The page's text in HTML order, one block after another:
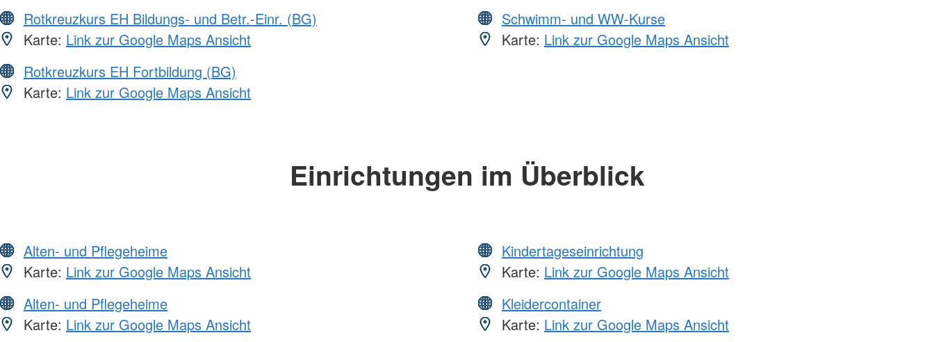
Rotkreuzkurs EH Bildungs- und Betr.-Einr. (BG)
Karte: Link zur Google Maps Ansicht
Rotkreuzkurs EH Fortbildung (BG)
Karte: Link zur Google Maps Ansicht
Schwimm- und WW-Kurse
Karte: Link zur Google Maps Ansicht
Einrichtungen im Überblick
Alten- und Pflegeheime
Karte: Link zur Google Maps Ansicht
Alten- und Pflegeheime
Karte: Link zur Google Maps Ansicht
Kindertageseinrichtung
Karte: Link zur Google Maps Ansicht
Kleidercontainer
Karte: Link zur Google Maps Ansicht